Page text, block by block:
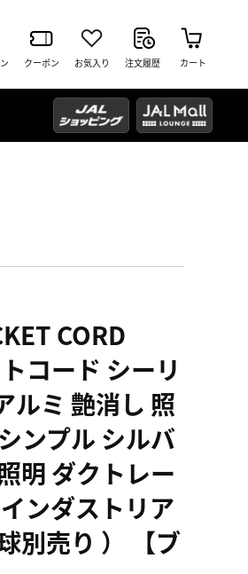
クーポン お気入り 注文履歴 カート
CORD
コード シーリ
ルミ 艶消し 照
ンプル シルバ
明 ダクトレー
ンダストリア
別売り ） 【ブ